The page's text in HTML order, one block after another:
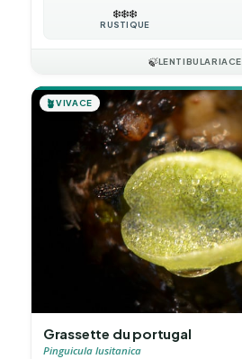
❄️❄️❄️
RUSTIQUE
🍃
🪴VIVACE
Grassette du portugal
Pinguicula lusitanica